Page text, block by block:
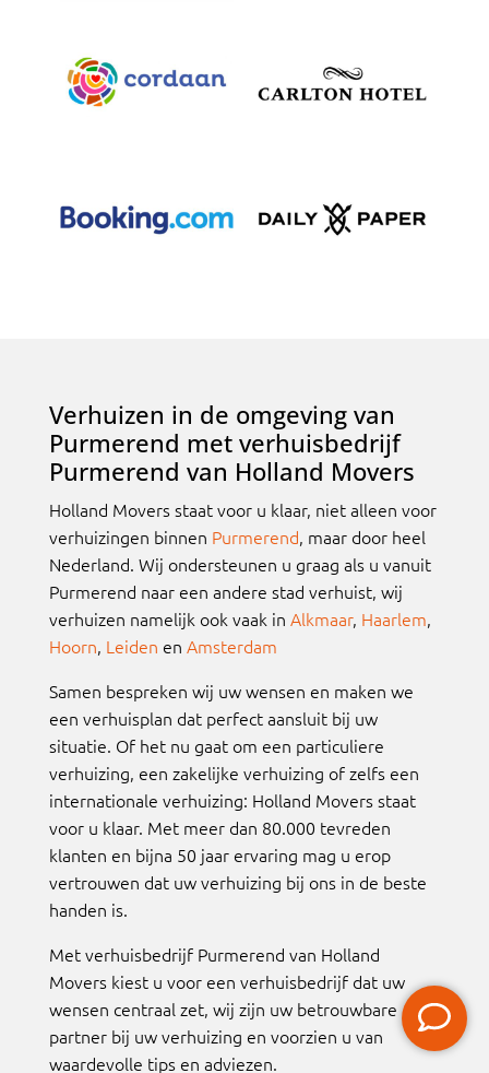
Verhuizen in de omgeving van
Purmerend met verhuisbedrijf
Purmerend van Holland Movers
Holland Movers staat voor u klaar, niet alleen voor
verhuizingen binnen Purmerend, maar door heel
Nederland. Wij ondersteunen u graag als u vanuit
Purmerend naar een andere stad verhuist, wij
verhuizen namelijk ook vaak in Alkmaar, Haarlem,
Hoorn, Leiden en Amsterdam
Samen bespreken wij uw wensen en maken we
een verhuisplan dat perfect aansluit bij uw
situatie. Of het nu gaat om een particuliere
verhuizing, een zakelijke verhuizing of zelfs een
internationale verhuizing: Holland Movers staat
voor u klaar. Met meer dan 80.000 tevreden
klanten en bijna 50 jaar ervaring mag u erop
vertrouwen dat uw verhuizing bij ons in de beste
handen is.
Met verhuisbedrijf Purmerend van Holland
Movers kiest u voor een verhuisbedrijf dat uw
wensen centraal zet, wij zijn uw betrouwbare
partner bij uw verhuizing en voorzien u van
waardevolle tips en adviezen.